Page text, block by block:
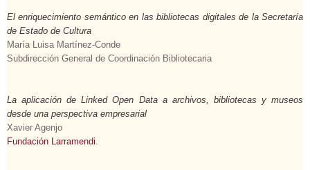
El enriquecimiento semántico en las bibliotecas digitales de la Secretaría
de Estado de Cultura
María Luisa Martínez-Conde
Subdirección General de Coordinación Bibliotecaria
La aplicación de Linked Open Data a archivos, bibliotecas y museos
desde una perspectiva empresarial
Xavier Agenjo
Fundación Larramendi